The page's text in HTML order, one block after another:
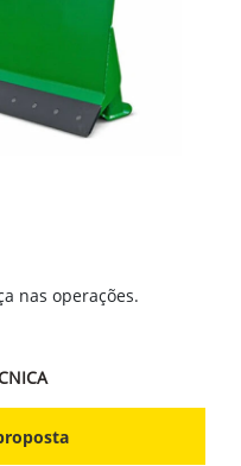
nas operações.